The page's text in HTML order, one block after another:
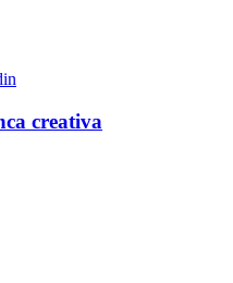
creativa